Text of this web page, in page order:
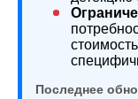
Последнее